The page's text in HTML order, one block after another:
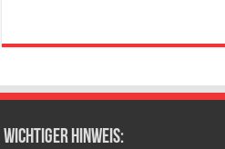
wichtiger Hinweis: